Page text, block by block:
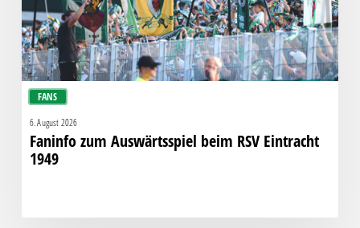
FANS
6. August 2026
Faninfo zum Auswärtsspiel beim RSV Eintracht
1949